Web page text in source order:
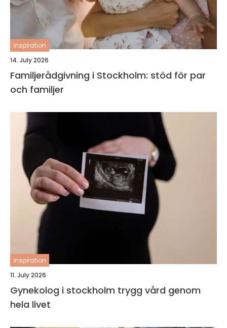
inspiration
14. July 2026
Familjerådgivning i Stockholm: stöd för par
och familjer
inspiration
11. July 2026
Gynekolog i stockholm trygg vård genom
hela livet